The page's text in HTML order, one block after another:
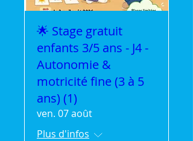
🌟 Stage gratuit
enfants 3/5 ans - J4 -
Autonomie &
motricité fine (3 à 5
ans) (1)
ven. 07 août
Plus d'infos